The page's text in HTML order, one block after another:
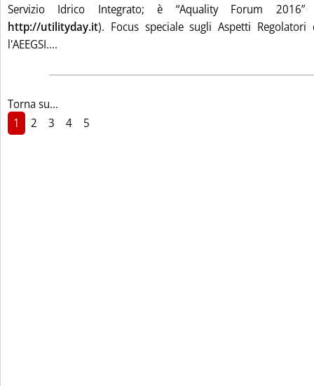
Servizio Idrico Integrato; è “Aquality Forum
http://utilityday.it). Focus speciale sugli Aspetti Regolatori
l'AEEGSI....
Torna su...
1
2 3 4 5